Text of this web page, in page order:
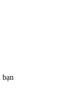
bạn